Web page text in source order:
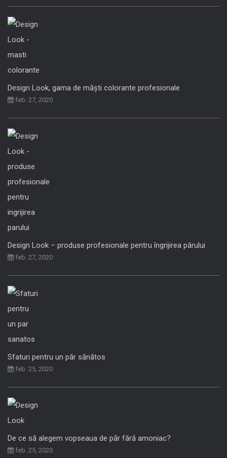
Design Look, gama de măști colorante profesionale
feb. 27, 2020
Design Look – produse profesionale pentru îngrijirea părului
feb. 27, 2020
Sfaturi pentru un păr sănătos
feb. 25, 2020
De ce să alegem vopseaua de păr fără amoniac?
feb. 25, 2020